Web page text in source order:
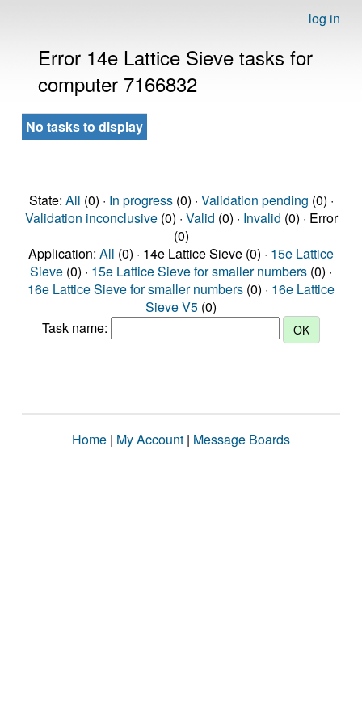
log in
Error 14e Lattice Sieve tasks for
computer 7166832
No tasks to display
State: All (0) · In progress(0) · Validation pending (0) ·
Validation inconclusive(0) · Valid (0) · Invalid (0) · Error
(0)
Application: All (0) · 14e Lattice Sieve (0) · 15e Lattice
Sieve (0) · 15e Lattice Sieve for smaller numbers (0) ·
16e Lattice Sieve for smaller numbers (0) · 16e Lattice
Sieve V5 (0)
Task name:
Home | My Account | Message Boards